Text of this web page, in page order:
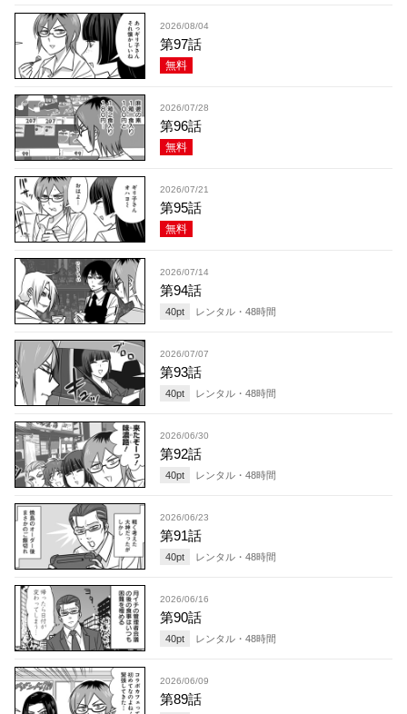
2026/08/04
第97話
無料
2026/07/28
第96話
無料
2026/07/21
第95話
無料
2026/07/14
第94話
40pt レンタル・ 48時間
2026/07/07
第93話
40pt レンタル・ 48時間
2026/06/30
第92話
40pt レンタル・ 48時間
2026/06/23
第91話
40pt レンタル・ 48時間
2026/06/16
第90話
40pt レンタル・ 48時間
2026/06/09
第89話